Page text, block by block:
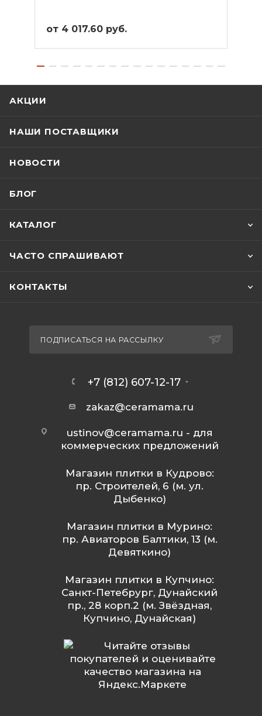
от 4 017.60 руб.
АКЦИИ
НАШИ ПОСТАВЩИКИ
НОВОСТИ
БЛОГ
КАТАЛОГ
ЧАСТО СПРАШИВАЮТ
КОНТАКТЫ
ПОДПИСАТЬСЯ НА РАССЫЛКУ
+7 (812) 607-12-17
zakaz@ceramama.ru
ustinov@ceramama.ru - для
коммерческих предложений
Магазин плитки в Кудрово:
пр. Строителей, 6 (м. ул.
Дыбенко)
Магазин плитки в Мурино:
пр. Авиаторов Балтики, 13 (м.
Девяткино)
Магазин плитки в Купчино:
Санкт-Петебрург, Дунайский
пр., 28 корп.2 (м. Звёздная,
Купчино, Дунайская)